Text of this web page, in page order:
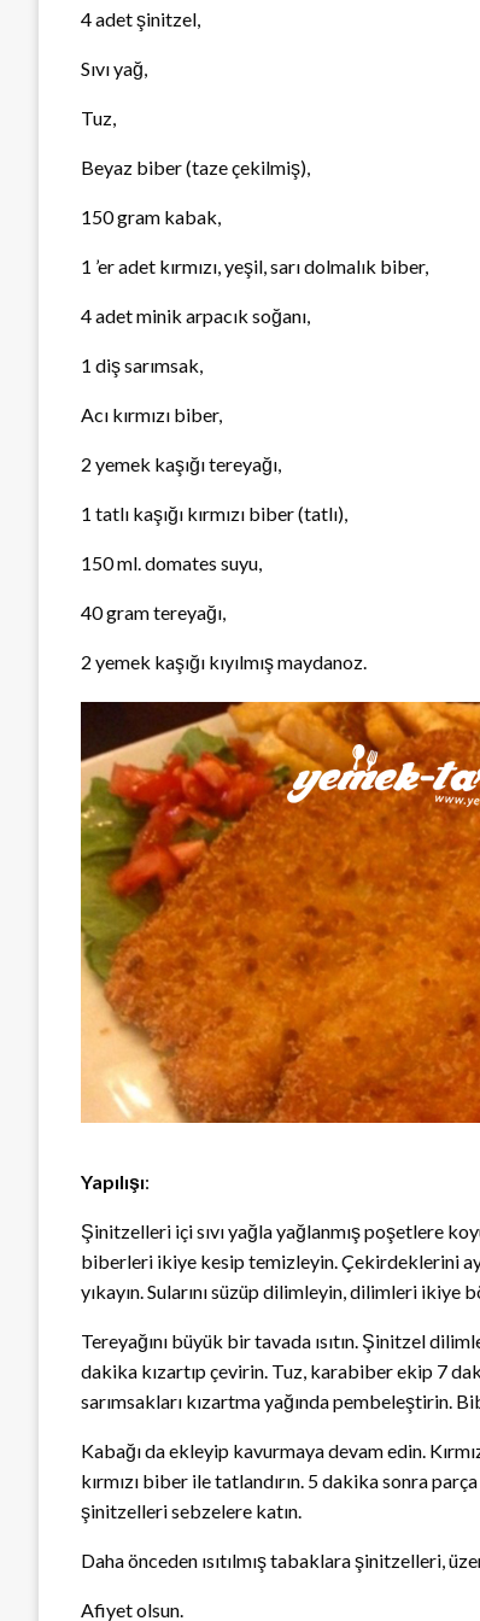
4 adet şinitzel,
Sıvı yağ,
Tuz,
Beyaz biber (taze çekilmiş),
150 gram kabak,
1 ’er adet kırmızı, yeşil, sarı dolmalık biber,
4 adet minik arpacık soğanı,
1 diş sarımsak,
Acı kırmızı biber,
2 yemek kaşığı tereyağı,
1 tatlı kaşığı kırmızı biber (tatlı),
150 ml. domates suyu,
40 gram tereyağı,
2 yemek kaşığı kıyılmış maydanoz.
Yapılışı:
Şinitzelleri içi sıvı yağla yağlanmış poşetlere
biberleri ikiye kesip temizleyin. Çekirdeklerini
yıkayın. Sularını süzüp dilimleyin, dilimleri ikiye
Tereyağını büyük bir tavada ısıtın. Şinitzel
dakika kızartıp çevirin. Tuz, karabiber ekip 7
sarımsakları kızartma yağında pembeleştirin.
Kabağı da ekleyip kavurmaya devam edin.
kırmızı biber ile tatlandırın. 5 dakika sonra
şinitzelleri sebzelere katın.
Daha önceden ısıtılmış tabaklara şinitzelleri,
Afiyet olsun.